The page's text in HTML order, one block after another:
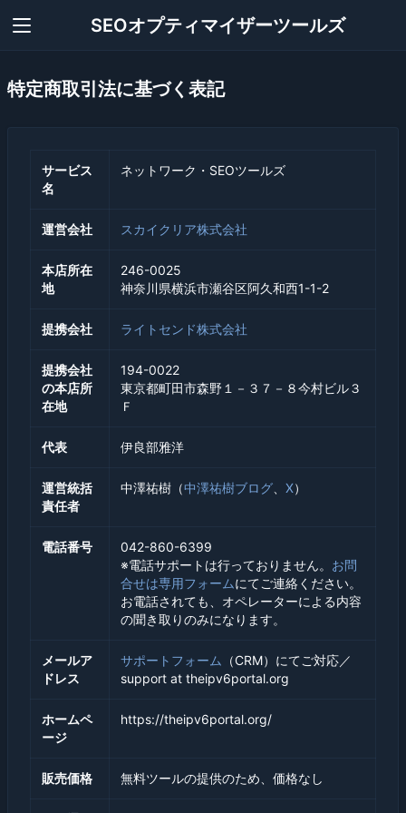
SEOオプティマイザーツールズ
特定商取引法に基づく表記
サービス
名
ネットワーク・SEOツールズ
運営会社 スカイクリア株式会社
本店所在
地
246-0025
神奈川県横浜市瀬谷区阿久和西1-1-2
提携会社 ライトセンド株式会社
提携会社
の本店所
在地
194-0022
東京都町田市森野１－３７－８今村ビル３
Ｆ
代表 伊良部雅洋
運営統括
責任者
中澤祐樹（中澤祐樹ブログ X）
電話番号
042-860-6399
※電話サポートは行っておりません。 お問
合せは専用フォームにてご連絡ください。
お電話されても、オペレーターによる内容
の聞き取りのみになります。
メールア
ドレス
サポートフォーム
（CRM）にてご対応／
support at theipv6portal.org
ホームペ
ージ
https://theipv6portal.org/
販売価格 無料ツールの提供のため、価格なし